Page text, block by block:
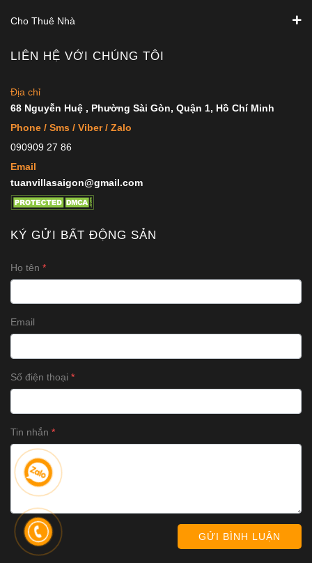
Cho Thuê Nhà
LIÊN HỆ VỚI CHÚNG TÔI
Địa chỉ
68 Nguyễn Huệ , Phường Sài Gòn, Quận 1, Hồ Chí Minh
Phone / Sms / Viber / Zalo
090909 27 86
Email
tuanvillasaigon@gmail.com
KÝ GỬI BẤT ĐỘNG SẢN
Họ tên
Email
Số điện thoại
Tin nhắn
GỬI BÌNH LUẬN